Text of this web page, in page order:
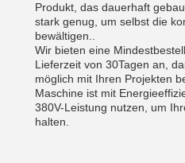
Produkt, das dauerhaft
stark genug, um selbst die
bewältigen..
Wir bieten eine
Lieferzeit von 30Tagen an,
möglich mit Ihren Projekten
Maschine ist mit
380V-Leistung nutzen, um
halten.